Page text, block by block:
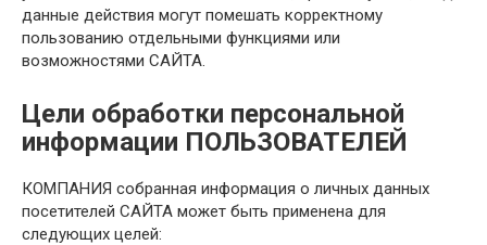
данные действия могут помешать корректному
пользованию отдельными функциями или
возможностями САЙТА.
Цели обработки персональной
информации ПОЛЬЗОВАТЕЛЕЙ
КОМПАНИЯ собранная информация о личных данных
посетителей САЙТА может быть применена для
следующих целей: